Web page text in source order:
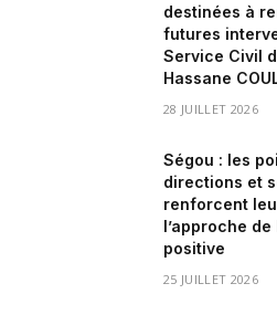
destinées à
futures
Service Civil
Hassane
28 JUILLET 2026
Ségou : les
directions et
renforcent
l’approche
positive
25 JUILLET 2026